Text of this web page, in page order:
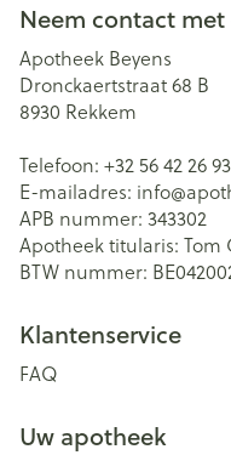
Neem contact
Apotheek Beyens
Dronckaertstraat 68 B
8930 Rekkem
Telefoon: +32 56 42 26 93
E-mailadres: info@
APB nummer: 343302
Apotheek titularis: Tom
BTW nummer:
Klantenservice
FAQ
Uw apotheek